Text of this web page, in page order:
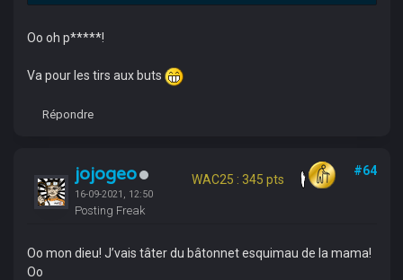
Oo oh p*****!
Va pour les tirs aux buts
Répondre
jojogeo
16-09-2021, 12:50
Posting Freak
WAC25 : 345 pts
#64
Oo mon dieu! J’vais tâter du bâtonnet esquimau de la mama!
Oo